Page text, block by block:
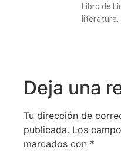
Libro de
literatura,
Deja una
Tu dirección de
publicada. Los
marcados con *